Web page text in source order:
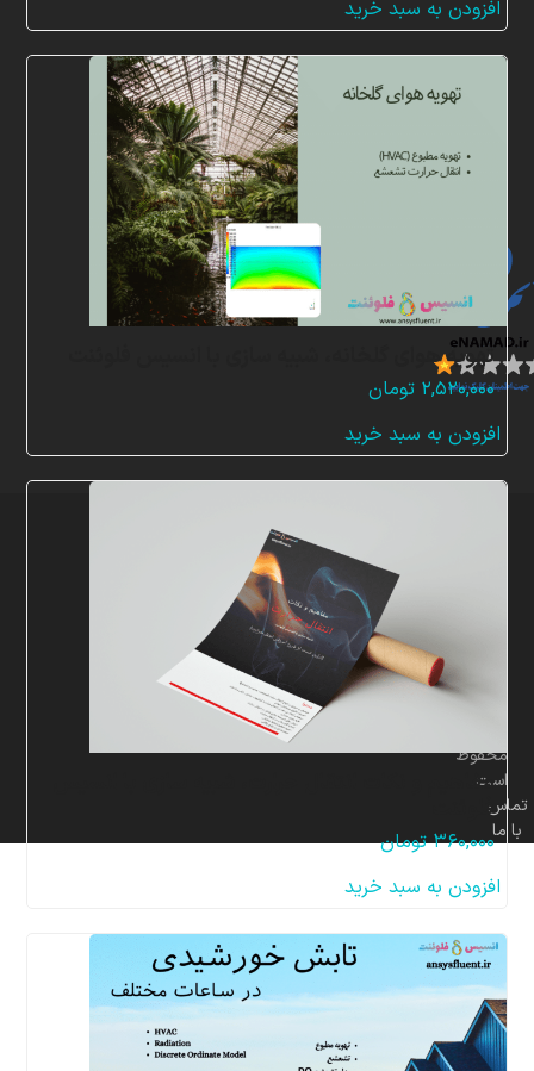
افزودن به سبد خرید
تهویه هوای گلخانه، شبیه سازی با انسیس فلوئنت
۲,۵۲۰,۰۰۰ تومان
افزودن به سبد خرید
مفاهیم و نکات انتقال حرارت، شبیه سازی با انسیس
فلوئنت
۳۶۰,۰۰۰ تومان
افزودن به سبد خرید
محفوظ
است.
تماس
با ما